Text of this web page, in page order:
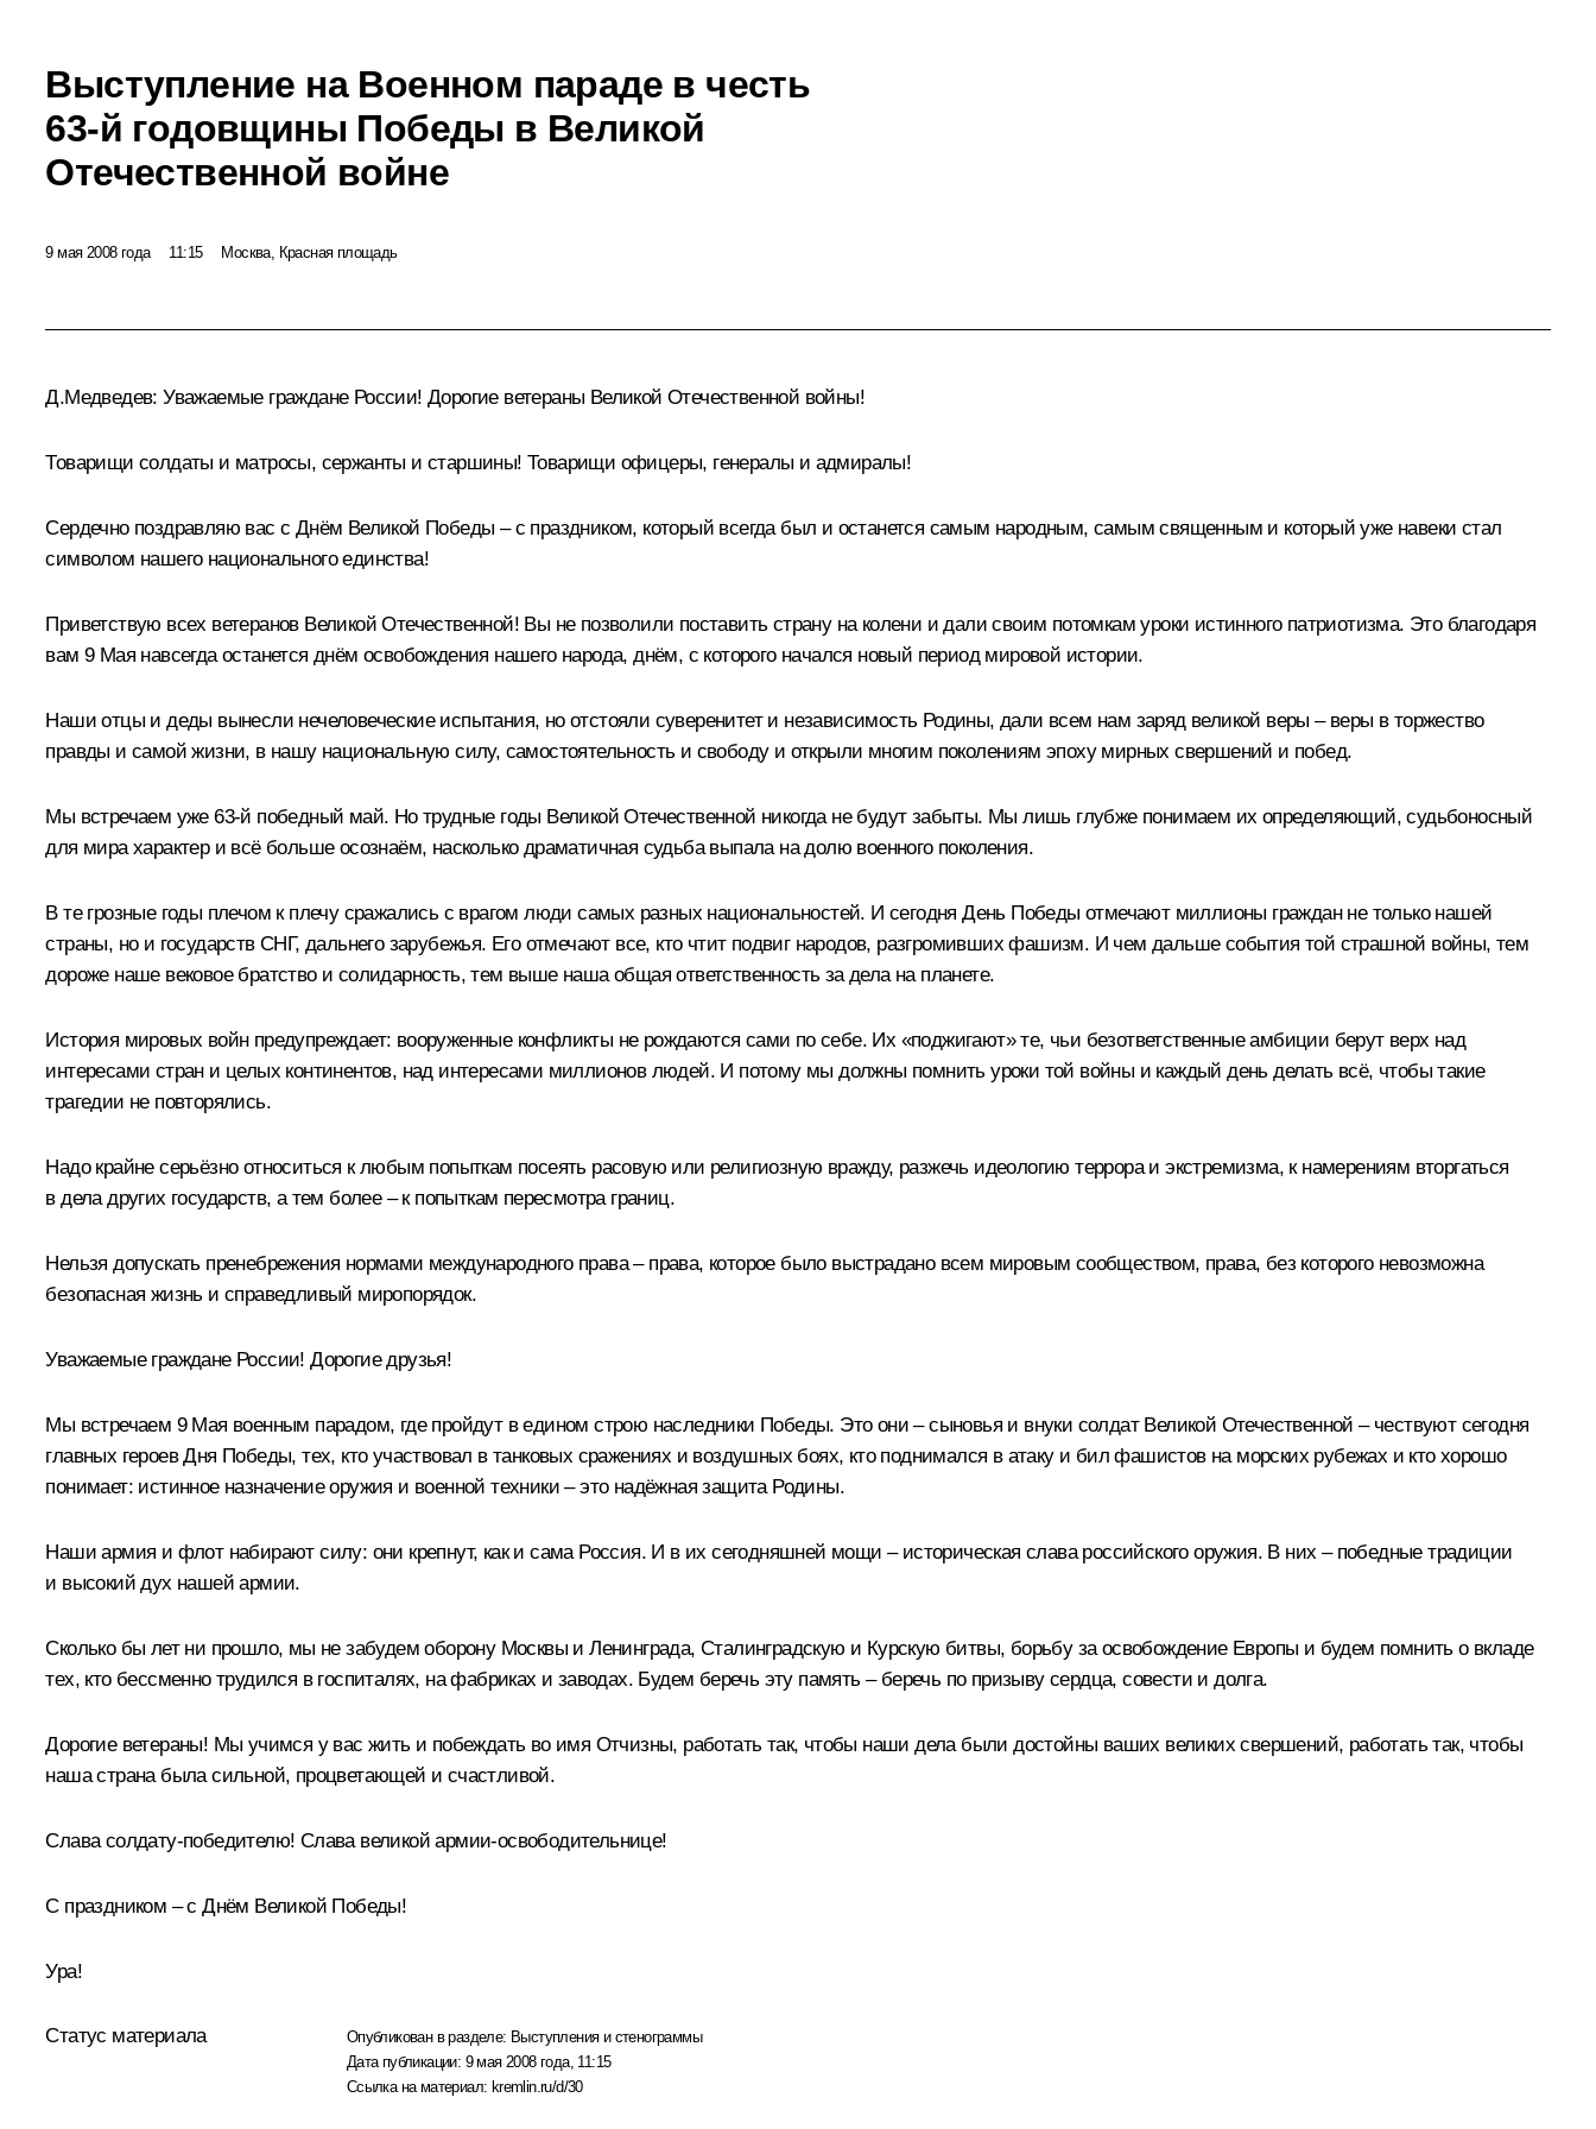
Выступление на Военном параде в честь
63-й годовщины Победы в Великой
Отечественной войне
9 мая 2008 года 11:15 Москва, Красная площадь
Д.Медведев: Уважаемые граждане России! Дорогие ветераны Великой Отечественной войны!
Товарищи солдаты и матросы, сержанты и старшины! Товарищи офицеры, генералы и адмиралы!
Сердечно поздравляю вас с Днём Великой Победы – с праздником, который всегда был и останется самым народным, самым священным и который уже навеки стал
символом нашего национального единства!
Приветствую всех ветеранов Великой Отечественной! Вы не позволили поставить страну на колени и дали своим потомкам уроки истинного патриотизма. Это благодаря
вам 9 Мая навсегда останется днём освобождения нашего народа, днём, с которого начался новый период мировой истории.
Наши отцы и деды вынесли нечеловеческие испытания, но отстояли суверенитет и независимость Родины, дали всем нам заряд великой веры – веры в торжество
правды и самой жизни, в нашу национальную силу, самостоятельность и свободу и открыли многим поколениям эпоху мирных свершений и побед.
Мы встречаем уже 63-й победный май. Но трудные годы Великой Отечественной никогда не будут забыты. Мы лишь глубже понимаем их определяющий, судьбоносный
для мира характер и всё больше осознаём, насколько драматичная судьба выпала на долю военного поколения.
В те грозные годы плечом к плечу сражались с врагом люди самых разных национальностей. И сегодня День Победы отмечают миллионы граждан не только нашей
страны, но и государств СНГ, дальнего зарубежья. Его отмечают все, кто чтит подвиг народов, разгромивших фашизм. И чем дальше события той страшной войны, тем
дороже наше вековое братство и солидарность, тем выше наша общая ответственность за дела на планете.
История мировых войн предупреждает: вооруженные конфликты не рождаются сами по себе. Их «поджигают» те, чьи безответственные амбиции берут верх над
интересами стран и целых континентов, над интересами миллионов людей. И потому мы должны помнить уроки той войны и каждый день делать всё, чтобы такие
трагедии не повторялись.
Надо крайне серьёзно относиться к любым попыткам посеять расовую или религиозную вражду, разжечь идеологию террора и экстремизма, к намерениям вторгаться
в дела других государств, а тем более – к попыткам пересмотра границ.
Нельзя допускать пренебрежения нормами международного права – права, которое было выстрадано всем мировым сообществом, права, без которого невозможна
безопасная жизнь и справедливый миропорядок.
Уважаемые граждане России! Дорогие друзья!
Мы встречаем 9 Мая военным парадом, где пройдут в едином строю наследники Победы. Это они – сыновья и внуки солдат Великой Отечественной – чествуют сегодня
главных героев Дня Победы, тех, кто участвовал в танковых сражениях и воздушных боях, кто поднимался в атаку и бил фашистов на морских рубежах и кто хорошо
понимает: истинное назначение оружия и военной техники – это надёжная защита Родины.
Наши армия и флот набирают силу: они крепнут, как и сама Россия. И в их сегодняшней мощи – историческая слава российского оружия. В них – победные традиции
и высокий дух нашей армии.
Сколько бы лет ни прошло, мы не забудем оборону Москвы и Ленинграда, Сталинградскую и Курскую битвы, борьбу за освобождение Европы и будем помнить о вкладе
тех, кто бессменно трудился в госпиталях, на фабриках и заводах. Будем беречь эту память – беречь по призыву сердца, совести и долга.
Дорогие ветераны! Мы учимся у вас жить и побеждать во имя Отчизны, работать так, чтобы наши дела были достойны ваших великих свершений, работать так, чтобы
наша страна была сильной, процветающей и счастливой.
Слава солдату-победителю! Слава великой армии-освободительнице!
С праздником – с Днём Великой Победы!
Ура!
Статус материала Опубликован в разделе: Выступления и стенограммы
Дата публикации: 9 мая 2008 года, 11:15
Ссылка на материал: kremlin.ru/d/30